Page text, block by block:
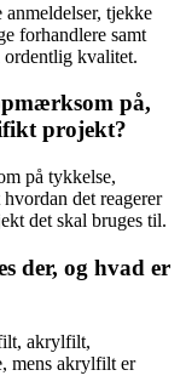
tjekke
forhandlere samt
kvalitet.
på,
projekt?
på tykkelse,
det reagerer
det skal bruges til.
der, og hvad er
akrylfilt,
mens akrylfilt er